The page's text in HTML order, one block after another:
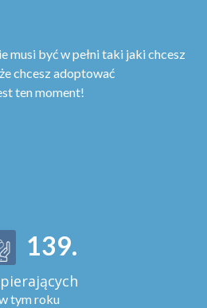
musi być w pełni taki jaki chcesz
chcesz adoptować
ten moment!
152.
tym roku